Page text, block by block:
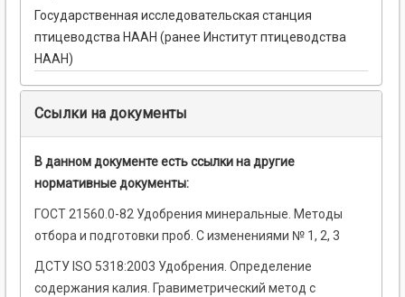
Государственная исследовательская станция
птицеводства НААН (ранее Институт птицеводства
НААН)
Ссылки на документы
В данном документе есть ссылки на другие
нормативные документы:
ГОСТ 21560.0-82 Удобрения минеральные. Методы
отбора и подготовки проб. С изменениями № 1, 2, 3
ДСТУ ISO 5318:2003 Удобрения. Определение
содержания калия. Гравиметрический метод с